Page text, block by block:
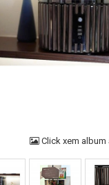
Click xem album